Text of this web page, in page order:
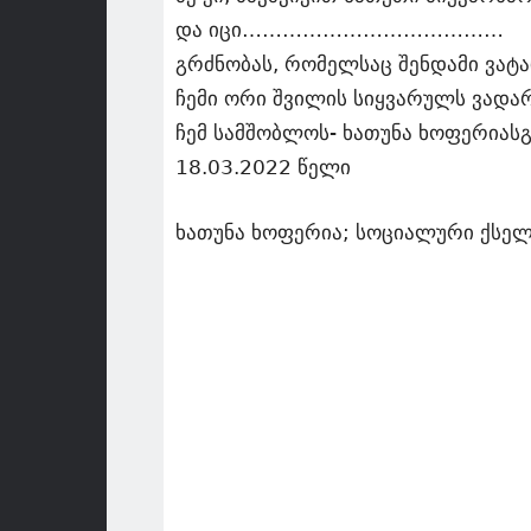
და იცი…………………………………
გრძნობას, რომელსაც შენდამი
ჩემი ორი შვილის სიყვარულს
ჩემ სამშობლოს- ხათუნა
18.03.2022 წელი
ხათუნა ხოფერია; სოციალური